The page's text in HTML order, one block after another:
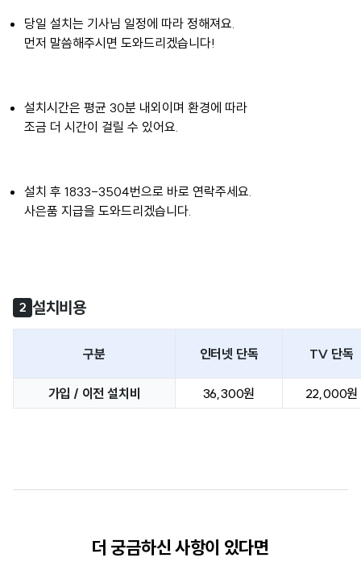
당일 설치는 기사님 일정에 따라 정해져요.
먼저 말씀해주시면 도와드리겠습니다!
설치시간은 평균 30분 내외이며 환경에 따라
조금 더 시간이 걸릴 수 있어요.
설치 후 1833-3504번으로 바로 연락주세요.
사은품 지급을 도와드리겠습니다.
2 설치비용
구분 인터넷 단독 TV 단독
가입 / 이전 설치비 36,300원 22,000원
더 궁금하신 사항이 있다면